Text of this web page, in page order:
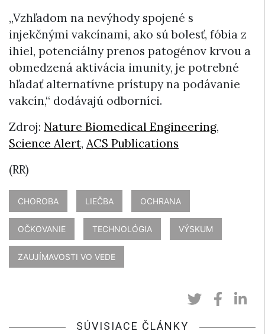
„Vzhľadom na nevýhody spojené s
injekčnými vakcínami, ako sú bolesť, fóbia z
ihiel, potenciálny prenos patogénov krvou a
obmedzená aktivácia imunity, je potrebné
hľadať alternatívne prístupy na podávanie
vakcín,“ dodávajú odborníci.
Zdroj: Nature Biomedical Engineering,
Science Alert, ACS Publications
(RR)
CHOROBA LIEČBA OCHRANA
OČKOVANIE TECHNOLÓGIA VÝSKUM
ZAUJÍMAVOSTI VO VEDE
SÚVISIACE ČLÁNKY